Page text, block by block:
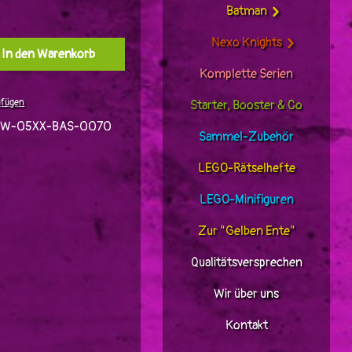
Batman
Nexo Knights
Komplette Serien
Starter, Booster & Co
Sammel-Zubehör
LEGO-Rätselhefte
LEGO-Minifiguren
Zur "Gelben Ente"
Qualitätsversprechen
Wir über uns
Kontakt
Gib den gewünschten Wert ein oder
In den Warenkorb
05XX-BAS-0070